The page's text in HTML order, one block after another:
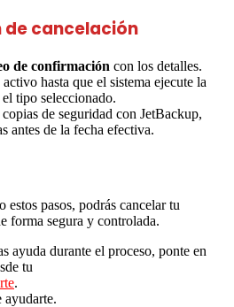
de cancelación
de confirmación con los detalles.
hasta que el sistema ejecute la
tipo seleccionado.
de seguridad con JetBackup,
antes de la fecha efectiva.
estos pasos, podrás cancelar tu
forma segura y controlada.
ayuda durante el proceso, ponte en
tu
.
ayudarte.